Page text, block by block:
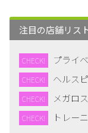
注目の店舗リス
CHECK! プライ
CHECK! ヘルス
CHECK! メガロ
CHECK! トレー